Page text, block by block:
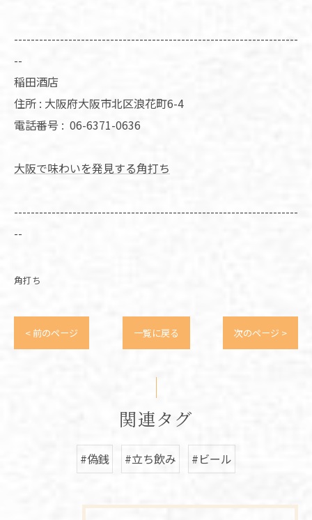
--------------------------------------------------------------------
--
稲田酒店
住所 : 大阪府大阪市北区浪花町6-4
電話番号 : 06-6371-0636
大阪で味わいを発見する角打ち
--------------------------------------------------------------------
--
角打ち
< 前のページ 一覧に戻る 次のページ >
関連タグ
#偽銭 #立ち飲み #ビール